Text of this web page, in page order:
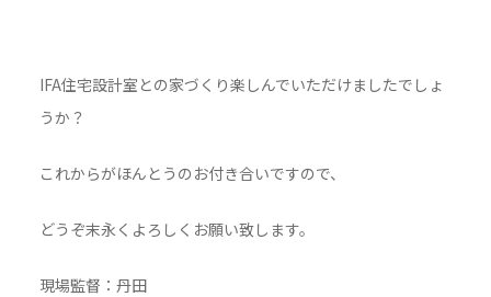
IFA住宅設計室との家づくり楽しんでいただけましたでしょ
うか？
これからがほんとうのお付き合いですので、
どうぞ末永くよろしくお願い致します。
現場監督：丹田